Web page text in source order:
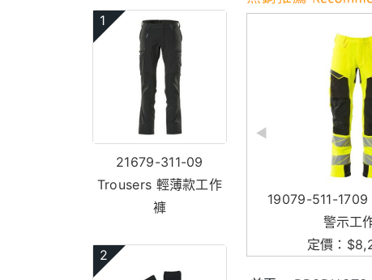
1
21679-311-09
Trousers 輕薄款工作
褲
2
17049-311-09 ¾ Length
定價：$7,480元
19079-511-1709 Trousers 高
定價：$8,250元